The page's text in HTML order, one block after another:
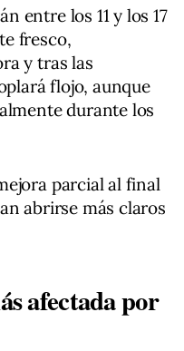
entre los 11 y los 17
fresco,
y tras las
flojo, aunque
durante los
parcial al final
abrirse más claros
afectada por